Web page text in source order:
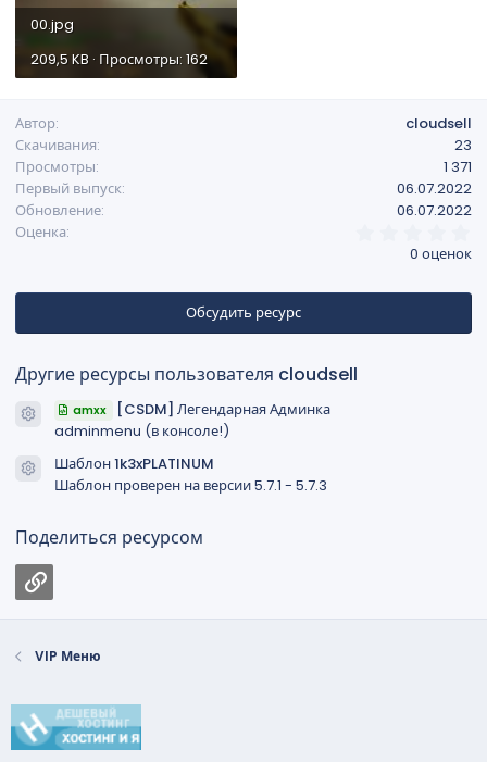
00.jpg
209,5 KB · Просмотры: 162
Автор
cloudsell
Скачивания
23
Просмотры
1 371
Первый выпуск
06.07.2022
Обновление
06.07.2022
Оценка
,
0
з
ё
0 оценок
Обсудить ресурс
Другие ресурсы пользователя cloudsell
Иконка ресурса
amxx
[CSDM] Легендарная Админка
adminmenu (в консоле!)
Иконка ресурса
Шаблон 1k3xPLATINUM
Шаблон проверен на версии 5.7.1 - 5.7.3
Поделиться ресурсом
VIP Меню